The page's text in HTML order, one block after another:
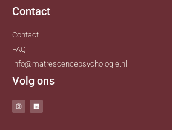
Contact
Contact
FAQ
info@matrescencepsychologie.nl
Volg ons